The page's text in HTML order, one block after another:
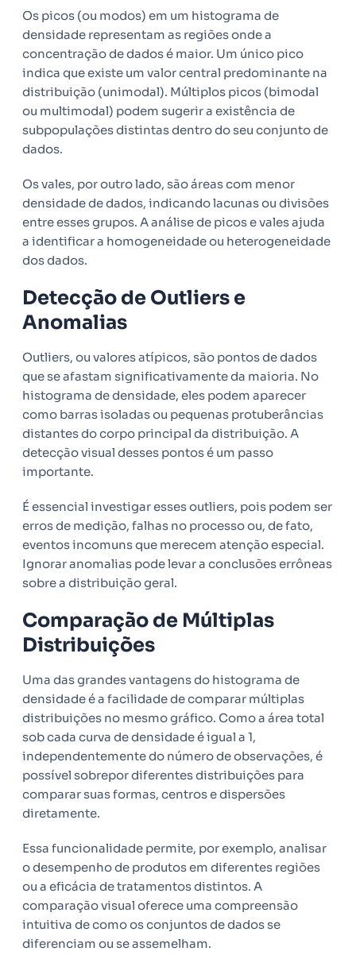
Os picos (ou modos) em um histograma de
densidade representam as regiões onde a
concentração de dados é maior. Um único pico
indica que existe um valor central predominante na
distribuição (unimodal). Múltiplos picos (bimodal
ou multimodal) podem sugerir a existência de
subpopulações distintas dentro do seu conjunto de
dados.
Os vales, por outro lado, são áreas com menor
densidade de dados, indicando lacunas ou divisões
entre esses grupos. A análise de picos e vales ajuda
a identificar a homogeneidade ou heterogeneidade
dos dados.
Detecção de Outliers e
Anomalias
Outliers, ou valores atípicos, são pontos de dados
que se afastam significativamente da maioria. No
histograma de densidade, eles podem aparecer
como barras isoladas ou pequenas protuberâncias
distantes do corpo principal da distribuição. A
detecção visual desses pontos é um passo
importante.
É essencial investigar esses outliers, pois podem ser
erros de medição, falhas no processo ou, de fato,
eventos incomuns que merecem atenção especial.
Ignorar anomalias pode levar a conclusões errôneas
sobre a distribuição geral.
Comparação de Múltiplas
Distribuições
Uma das grandes vantagens do histograma de
densidade é a facilidade de comparar múltiplas
distribuições no mesmo gráfico. Como a área total
sob cada curva de densidade é igual a 1,
independentemente do número de observações, é
possível sobrepor diferentes distribuições para
comparar suas formas, centros e dispersões
diretamente.
Essa funcionalidade permite, por exemplo, analisar
o desempenho de produtos em diferentes regiões
ou a eficácia de tratamentos distintos. A
comparação visual oferece uma compreensão
intuitiva de como os conjuntos de dados se
diferenciam ou se assemelham.